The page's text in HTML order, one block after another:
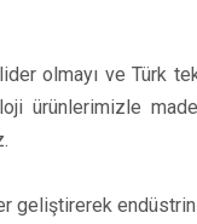
olmayı ve Türk
ürünlerimizle